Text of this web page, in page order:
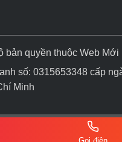
bản quyền thuộc Web Mới
số: 0315653348 cấp
Minh